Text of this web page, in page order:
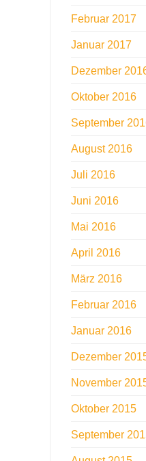
Februar 2017
Januar 2017
Dezember
Oktober 2016
September
August 2016
Juli 2016
Juni 2016
Mai 2016
April 2016
März 2016
Februar 2016
Januar 2016
Dezember
November
Oktober 2015
September